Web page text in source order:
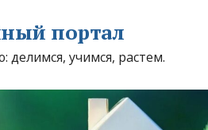
портал
делимся, учимся, растем.